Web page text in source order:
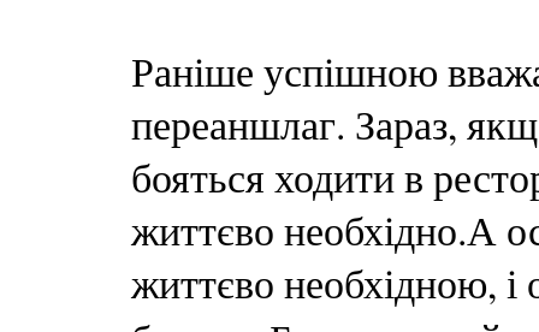
Раніше успішною
переаншлаг. Зараз,
бояться ходити в
життєво необхідно.А
життєво необхідною, і